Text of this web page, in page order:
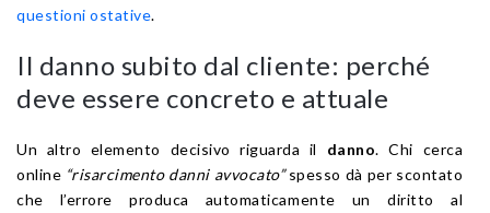
questioni ostative.
Il danno subito dal cliente: perché
deve essere concreto e attuale
Un altro elemento decisivo riguarda il danno. Chi cerca
online “risarcimento danni avvocato”spesso dà per scontato
che l’errore produca automaticamente un diritto al